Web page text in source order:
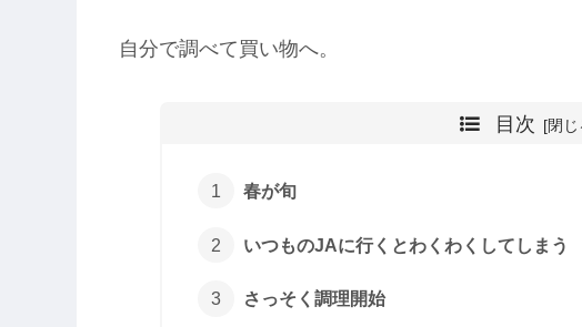
自分で調べて買い物へ。
目次
春が旬
いつものJAに行くとわくわくしてしまう
さっそく調理開始